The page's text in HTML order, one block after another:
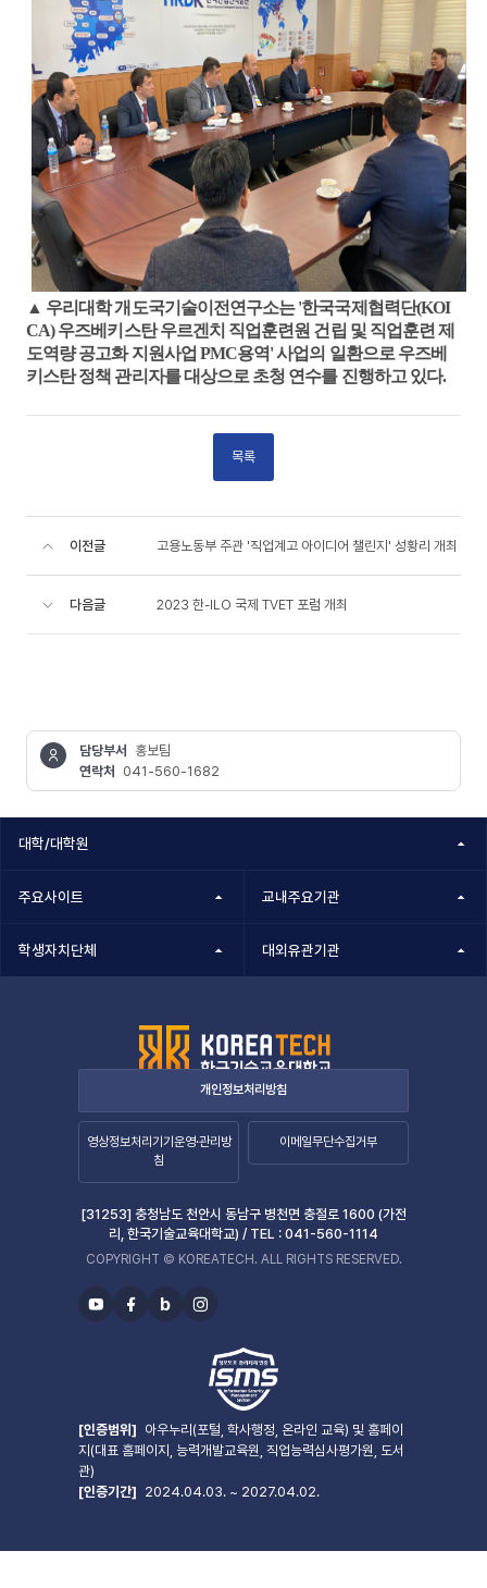
▲ 우리대학 개도국기술이전연구소는 '한국국제협력단(KOI
CA)우즈베키스탄 우르겐치 직업훈련원 건립 및 직업훈련 제
도역량 공고화 지원사업 PMC용역'사업의 일환으로 우즈베
키스탄 정책 관리자를 대상으로 초청 연수를 진행하고 있다.
목록
이전글 고용노동부 주관 '직업계고 아이디어 챌린지' 성황리 개최
다음글 2023 한-ILO 국제 TVET 포럼 개최
담당부서
홍보팀
연락처
041-560-1682
대학/대학원
주요사이트 교내주요기관
학생자치단체 대외유관기관
개인정보처리방침
영상정보처리기기운영·관리방
침
이메일무단수집거부
[31253] 충청남도 천안시 동남구 병천면 충절로 1600 (가전
리, 한국기술교육대학교) / TEL : 041-560-1114
COPYRIGHT © KOREATECH. ALL RIGHTS RESERVED.
유
페
b
블
인
타
그
[인증범위] 아우누리(포털, 학사행정, 온라인 교육) 및 홈페이
지(대표 홈페이지, 능력개발교육원, 직업능력심사평가원, 도서
관)
[인증기간] 2024.04.03. ~ 2027.04.02.